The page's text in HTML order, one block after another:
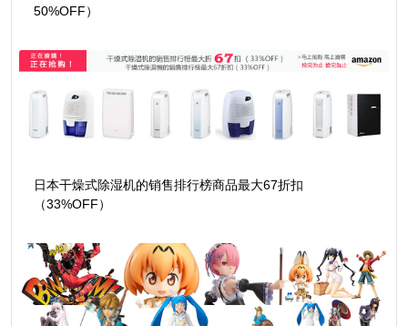
50%OFF）
日本干燥式除湿机的销售排行榜商品最大67折扣
（33%OFF）